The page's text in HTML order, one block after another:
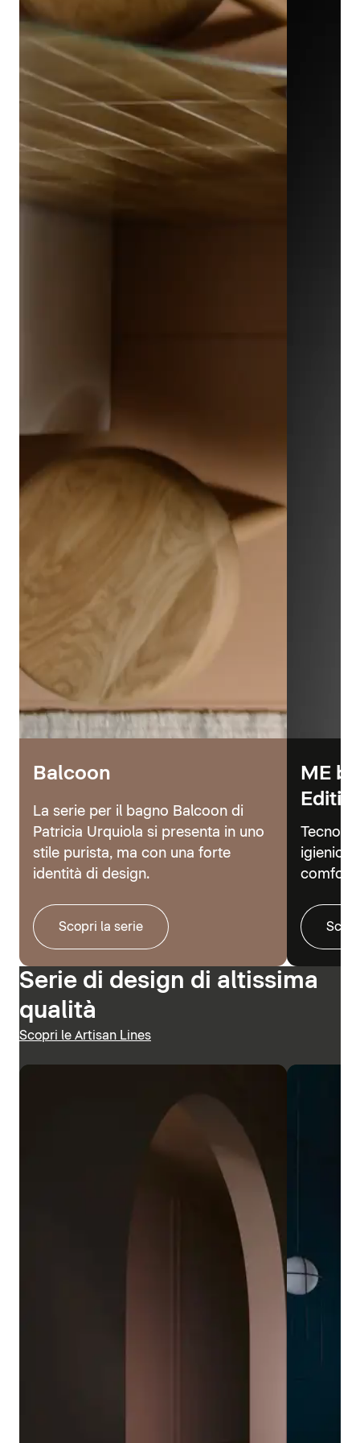
Balcoon
La serie per il bagno Balcoon di
Patricia Urquiola si presenta in uno
stile purista, ma con una forte
identità di design.
Scopri la serie
ME
igienici
comfort.
Serie di design di altissima
qualità
Scopri le Artisan Lines